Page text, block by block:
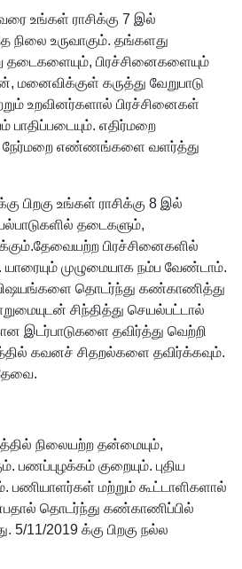
உங்கள் ராசிக்கு 7 இல்
நிலை உருவாகும். தங்களது
தடைகளையும், பிரச்சினைகளையும்
மனைவிக்குள் கருத்து வேறுபாடு
உறவினர்களால் பிரச்சினைகள்
எதிர்மறை
எண்ணங்களை வளர்த்து
பிறகு உங்கள் ராசிக்கு 8 இல்
தடைகளும்,
பிரச்சினைகளில்
யாரையும் முழுமையாக நம்ப வேண்டாம்.
விஷயங்களை தொடர்ந்து கண்காணித்து
சிந்தித்து செயல்பட்டால்
இடர்பாடுகளை தவிர்த்து வெற்றி
கவனச் சிதறல்களை தவிர்க்கவும்.
நிலையற்ற தன்மையும்,
பணப்புழக்கம் குறையும். புதிய
பணியாளர்கள் மற்றும் கூட்டாளிகளால்
தொடர்ந்து கண்காணிப்பில்
11/2019 க்கு பிறகு நல்ல